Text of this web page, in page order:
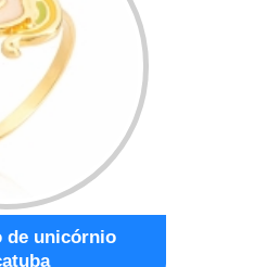
de unicórnio